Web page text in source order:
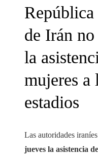
de Irán
la
mujeres a
estadios
Las autoridades iraníes
jueves la asistencia